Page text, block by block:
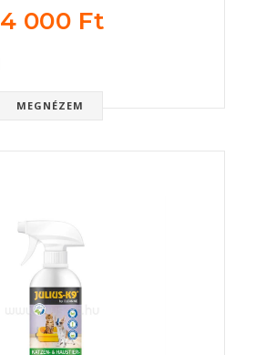
4 000 Ft
MEGNÉZEM